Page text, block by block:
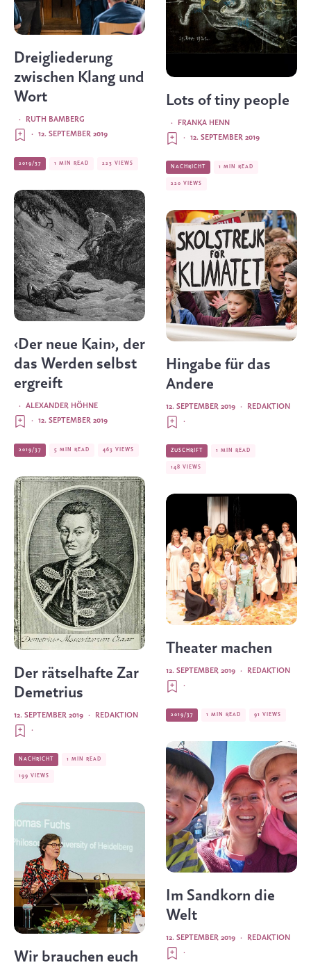
Dreigliederung
zwischen Klang und
Wort
RUTH BAMBERG
·
12. SEPTEMBER 2019
·
2019/37 1 MIN READ 223 VIEWS
‹Der neue Kain›, der
das Werden selbst
ergreift
ALEXANDER HÖHNE
·
12. SEPTEMBER 2019
·
2019/37 5 MIN READ 463 VIEWS
Der rätselhafte Zar
Demetrius
REDAKTION
·
12. SEPTEMBER 2019
·
NACHRICHT 1 MIN READ
199 VIEWS
Wir brauchen euch
Lots of tiny people
FRANKA HENN
·
12. SEPTEMBER 2019
·
NACHRICHT 1 MIN READ
220 VIEWS
Hingabe für das
Andere
REDAKTION
·
12. SEPTEMBER 2019
·
ZUSCHRIFT 1 MIN READ
148 VIEWS
Theater machen
REDAKTION
·
12. SEPTEMBER 2019
·
2019/37 1 MIN READ 91 VIEWS
Im Sandkorn die
Welt
REDAKTION
·
12. SEPTEMBER 2019
·